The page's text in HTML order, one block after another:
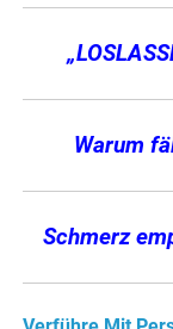
Warum
Schmerz